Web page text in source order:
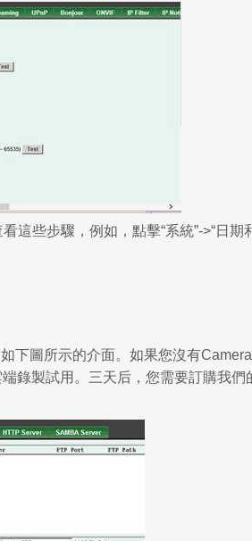
些步驟，例如，點擊“系統”->“日期
下圖所示的介面。如果您沒有
錄製試用。三天后，您需要訂購我們